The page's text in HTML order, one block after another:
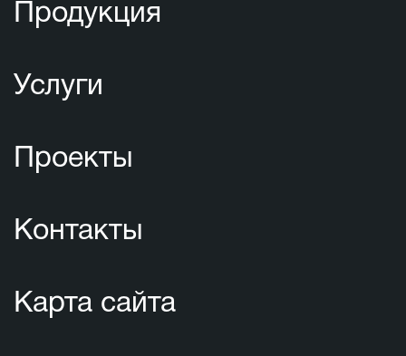
Продукция
Услуги
Проекты
Контакты
Карта сайта